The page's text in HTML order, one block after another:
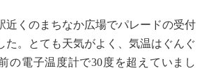
くのまちなか広場でパレードの受付
た。とても天気がよく、気温はぐんぐ
の電子温度計で30度を超えていまし